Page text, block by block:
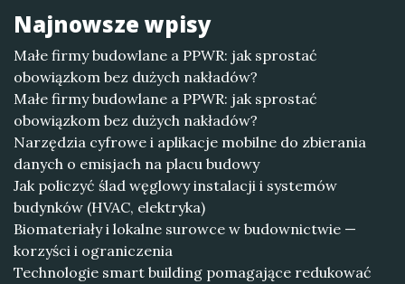
Najnowsze wpisy
Małe firmy budowlane a PPWR: jak sprostać
obowiązkom bez dużych nakładów?
Małe firmy budowlane a PPWR: jak sprostać
obowiązkom bez dużych nakładów?
Narzędzia cyfrowe i aplikacje mobilne do zbierania
danych o emisjach na placu budowy
Jak policzyć ślad węglowy instalacji i systemów
budynków (HVAC, elektryka)
Biomateriały i lokalne surowce w budownictwie —
korzyści i ograniczenia
Technologie smart building pomagające redukować